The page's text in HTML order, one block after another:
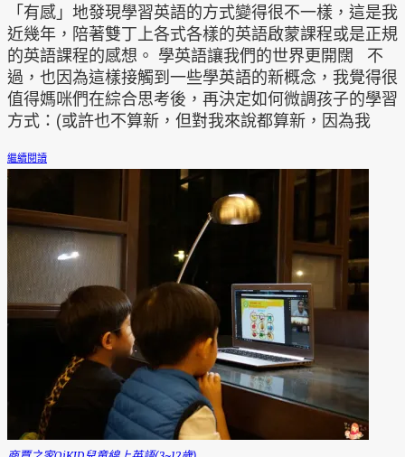
「有感」地發現學習英語的方式變得很不一樣，這是我
近幾年，陪著雙丁上各式各樣的英語啟蒙課程或是正規
的英語課程的感想。 學英語讓我們的世界更開闊 不
過，也因為這樣接觸到一些學英語的新概念，我覺得很
值得媽咪們在綜合思考後，再決定如何微調孩子的學習
方式：(或許也不算新，但對我來說都算新，因為我
繼續閱讀